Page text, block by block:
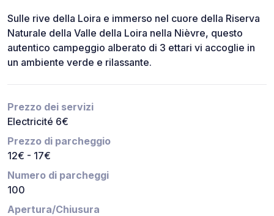
Sulle rive della Loira e immerso nel cuore della Riserva
Naturale della Valle della Loira nella Nièvre, questo
autentico campeggio alberato di 3 ettari vi accoglie in
un ambiente verde e rilassante.
Prezzo dei servizi
Electricité 6€
Prezzo di parcheggio
12€ - 17€
Numero di parcheggi
100
Apertura/Chiusura